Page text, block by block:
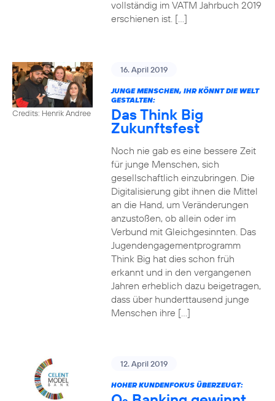
vollständig im VATM Jahrbuch 2019
erschienen ist. […]
Credits: Henrik Andree
16. April 2019
JUNGE MENSCHEN, IHR KÖNNT DIE WELT
GESTALTEN:
Das Think Big
Zukunftsfest
Noch nie gab es eine bessere Zeit
für junge Menschen, sich
gesellschaftlich einzubringen. Die
Digitalisierung gibt ihnen die Mittel
an die Hand, um Veränderungen
anzustoßen, ob allein oder im
Verbund mit Gleichgesinnten. Das
Jugendengagementprogramm
Think Big hat dies schon früh
erkannt und in den vergangenen
Jahren erheblich dazu beigetragen,
dass über hunderttausend junge
Menschen ihre […]
12. April 2019
HOHER KUNDENFOKUS ÜBERZEUGT: